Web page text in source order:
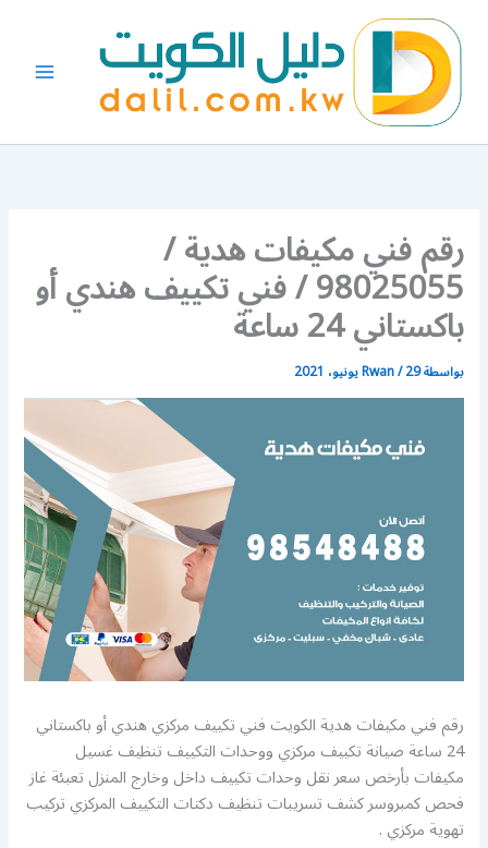
المحتوى
رقم فني مكيفات هدية /
98025055 / فني تكييف هندي أو
باكستاني 24 ساعة
بواسطة Rwan/29 يونيو، 2021
رقم فني مكيفات هدية الكويت فني تكييف مركزي هندي أو باكستاني
24 ساعة صيانة تكييف مركزي ووحدات التكييف تنظيف غسيل
مكيفات بأرخص سعر نقل وحدات تكييف داخل وخارج المنزل تعبئة غاز
فحص كمبروسر كشف تسريبات تنظيف دكتات التكييف المركزي تركيب
تهوية مركزي .